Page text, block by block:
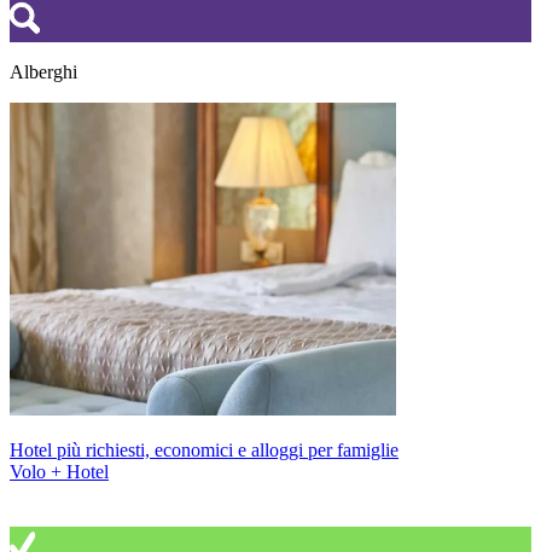
Alberghi
Hotel più richiesti, economici e alloggi per famiglie
Volo + Hotel